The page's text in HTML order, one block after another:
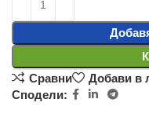
Сравни
Добави в
Сподели: